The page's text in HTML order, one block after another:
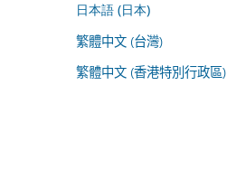
日本語 (日本)
繁體中文 (台灣)
繁體中文 (香港特別行政區)